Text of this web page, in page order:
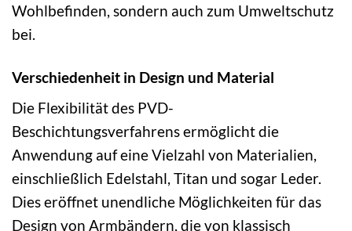
Wohlbefinden, sondern auch zum Umweltschutz
bei.
Verschiedenheit in Design und Material
Die Flexibilität des PVD-
Beschichtungsverfahrens ermöglicht die
Anwendung auf eine Vielzahl von Materialien,
einschließlich Edelstahl, Titan und sogar Leder.
Dies eröffnet unendliche Möglichkeiten für das
Design von Armbändern, die von klassisch